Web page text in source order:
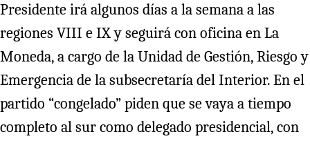
Presidente irá algunos días a la semana a las
regiones VIII e IX y seguirá con oficina en La
Moneda, a cargo de la Unidad de Gestión, Riesgo y
Emergencia de la subsecretaría del Interior. En el
partido “congelado” piden que se vaya a tiempo
completo al sur como delegado presidencial, con